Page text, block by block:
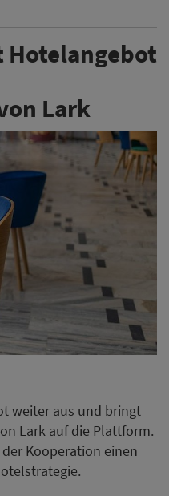
Lark
weiter aus und bringt
Lark auf die Plattform.
Kooperation einen